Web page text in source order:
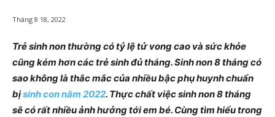
Tháng 8 18, 2022
Trẻ sinh non thường có tỷ lệ tử vong cao và sức khỏe
cũng kém hơn các trẻ sinh đủ tháng. Sinh non 8 tháng có
sao không là thắc mắc của nhiều bậc phụ huynh chuẩn
bịsinh con năm 2022. Thực chất việc sinh non 8 tháng
sẽ có rất nhiều ảnh hưởng tới em bé. Cùng tìm hiểu trong